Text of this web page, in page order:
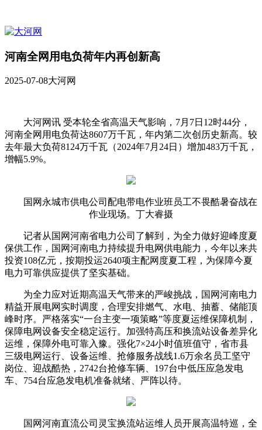
河南全网用电负荷年内再创新高
2025-07-08大河网
大河网讯 受本轮全省高温天气影响，7月7日12时44分，
河南全网用电负荷达8607万千瓦，年内第二次创历史新高。较
去年最大负荷8124万千瓦（2024年7月24日）增加483万千瓦，
增幅5.9%。
国网永城市供电公司配电带电作业班员工不畏酷暑奋战在
作业现场。丁大睿摄
记者从国网河南省电力公司了解到，为全力做好迎峰度夏
保供工作，国网河南电力持续提升电网供电能力，今年以来共
投资108亿元，按期投运2640项主配网度夏工程，为保障今夏
电力可靠供应提供了坚实基础。
为全力应对近期高温天气带来的严峻挑战，国网河南电力
精益开展电网实时调度，合理安排燃气、水电、抽蓄、储能顶
峰时序。严格落实“一台主变一项策略”等度夏运维保障机制，
保障电网设备安全稳定运行。加强特高压和换流站设备差异化
运维，保障外电可靠入豫。强化7×24小时值班值守，省市县
三级电网运行、设备运维、抢修服务战线1.6万余名员工坚守
岗位、迎战酷热，2742台抢修车辆、197台中低压应急发电
车、754台应急发电机准备就绪、严阵以待。
国网河南直流公司灵宝换流站运维人员开展高温特巡，全